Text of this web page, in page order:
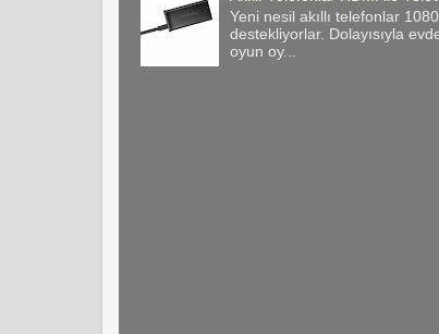
Yeni nesil akıllı telefonlar
destekliyorlar. Dolayısıyla
oyun oy...